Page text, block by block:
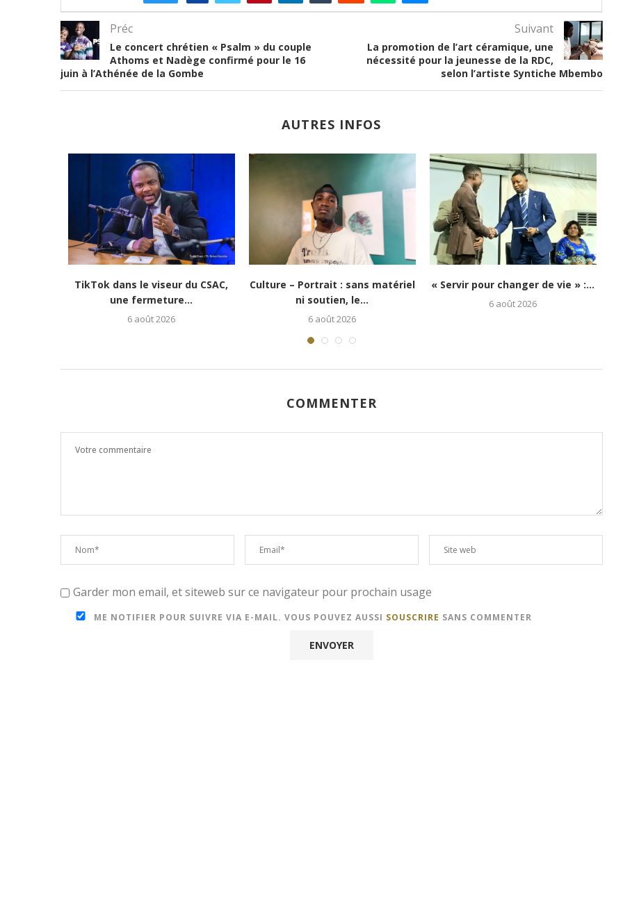
Préc
Le concert chrétien « Psalm » du couple
Athoms et Nadège confirmé pour le 16
juin à l’Athénée de la Gombe
Suivant
La promotion de l’art céramique, une
nécessité pour la jeunesse de la RDC,
selon l’artiste Syntiche Mbembo
AUTRES INFOS
changer de vie » :...
Culture-Portrait : Cena Toth, un
jeune rappeur déterminé...
Lubumbashi : Kongo 26Street
redonne espoir aux enfants...
Festival Congo Mboka
COMMENTER
Garder mon email, et siteweb sur ce navigateur pour prochain usage
ME NOTIFIER POUR SUIVRE VIA E-MAIL. VOUS POUVEZ AUSSI SOUSCRIRE SANS COMMENTER